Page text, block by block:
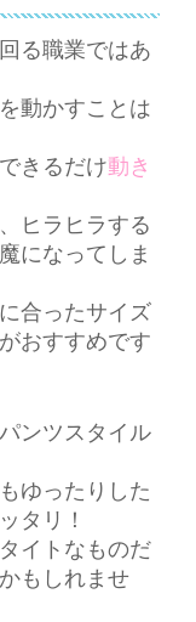
る職業ではあ
動かすことは
きるだけ動き
ヒラヒラする
になってしま
合ったサイズ
おすすめです
ンツスタイル
ゆったりした
タリ！
イトなものだ
もしれませ